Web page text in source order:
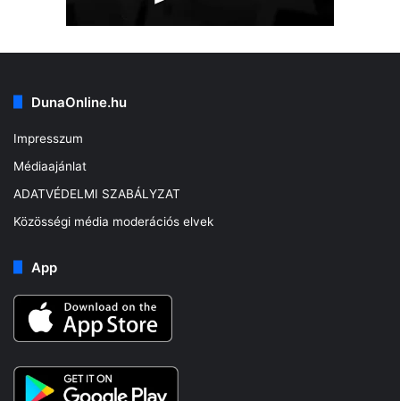
DunaOnline.hu
Impresszum
Médiaajánlat
ADATVÉDELMI SZABÁLYZAT
Közösségi média moderációs elvek
App